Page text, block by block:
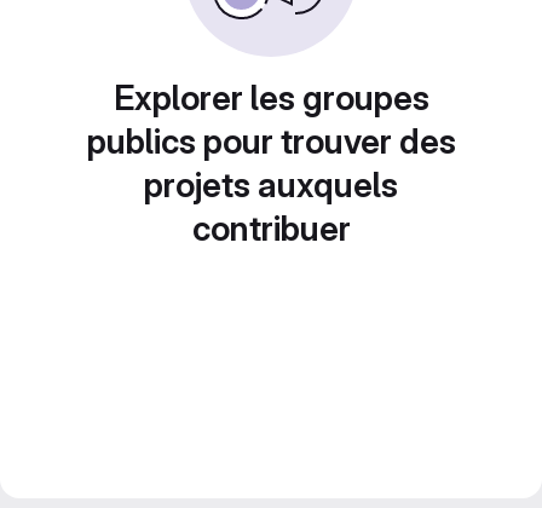
Explorer les groupes
publics pour trouver des
projets auxquels
contribuer